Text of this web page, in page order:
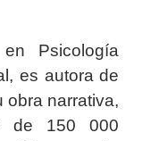
Psicología
es autora de
obra narrativa,
de 150 000